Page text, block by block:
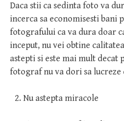
Daca stii ca sedinta foto va
incerca sa economisesti bani
fotografului ca va dura doar
inceput, nu vei obtine
astepti si este mai mult decat
fotograf nu va dori sa lucreze
Nu astepta miracole